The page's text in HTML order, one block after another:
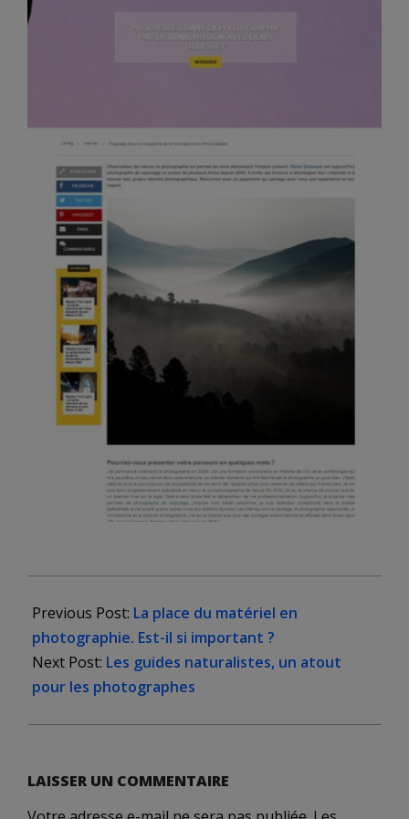
03-
27
Previous Post: La place du matériel en
photographie. Est-il si important ?
Next Post: Les guides naturalistes, un atout
pour les photographes
LAISSER UN COMMENTAIRE